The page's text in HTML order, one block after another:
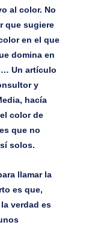
al color. No
que sugiere
en el que
domina en
Un artículo
y
hacía
color de
que no
solos.
llamar la
es que,
verdad es